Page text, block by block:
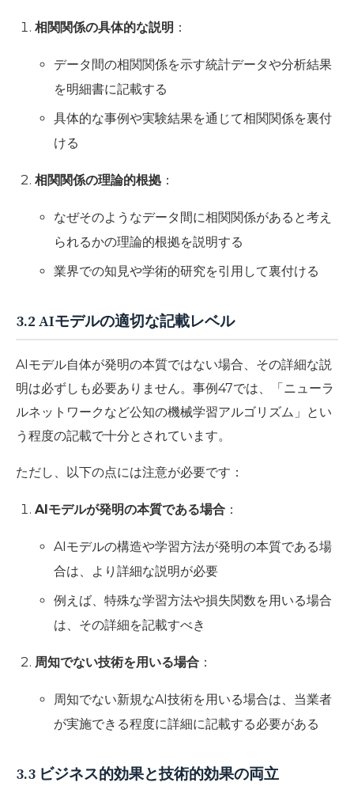
相関関係の具体的な説明 ：
データ間の相関関係を示す統計データや分析結果
を明細書に記載する
具体的な事例や実験結果を通じて相関関係を裏付
ける
相関関係の理論的根拠 ：
なぜそのようなデータ間に相関関係があると考え
られるかの理論的根拠を説明する
業界での知見や学術的研究を引用して裏付ける
3.2 AIモデルの適切な記載レベル
AIモデル自体が発明の本質ではない場合、その詳細な説
明は必ずしも必要ありません。事例47では、「ニューラ
ルネットワークなど公知の機械学習アルゴリズム」とい
う程度の記載で十分とされています。
ただし、以下の点には注意が必要です：
AIモデルが発明の本質である場合 ：
AIモデルの構造や学習方法が発明の本質である場
合は、より詳細な説明が必要
例えば、特殊な学習方法や損失関数を用いる場合
は、その詳細を記載すべき
周知でない技術を用いる場合 ：
周知でない新規なAI技術を用いる場合は、当業者
が実施できる程度に詳細に記載する必要がある
3.3 ビジネス的効果と技術的効果の両立